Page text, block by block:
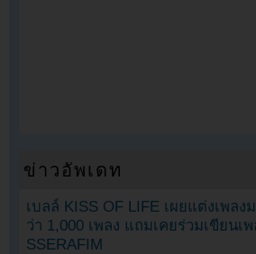
ข่าวอัพเดท
เบลล์ KISS OF LIFE เผยแต่งเพลง
ว่า 1,000 เพลง แถมเคยร่วมเขียนเ
SSERAFIM